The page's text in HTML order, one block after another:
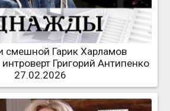
смешной Гарик Харламов
Григорий Антипенко
27.02.2026